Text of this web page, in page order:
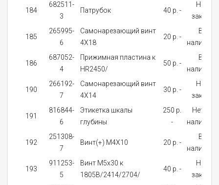
184
682511-
3
Патрубок 40 p. -
На
заказ
185
265995-
6
Самонарезающий винт
4X18
20 p. -
В
наличии
186
687052-
4
Прижимная пластина к
HR2450/
50 p. -
В
наличии
190
266192-
7
Самонарезающий винт
4X14
30 p. -
На
заказ
191
816844-
6
Этикетка шкалы
глубины
250 p.
-
Нет в
наличии
192
251308-
7
Винт(+) M4X10 20 p. -
В
наличии
193
911253-
5
Винт M5x30 к
1805B/2414/2704/
40 p. -
На
заказ